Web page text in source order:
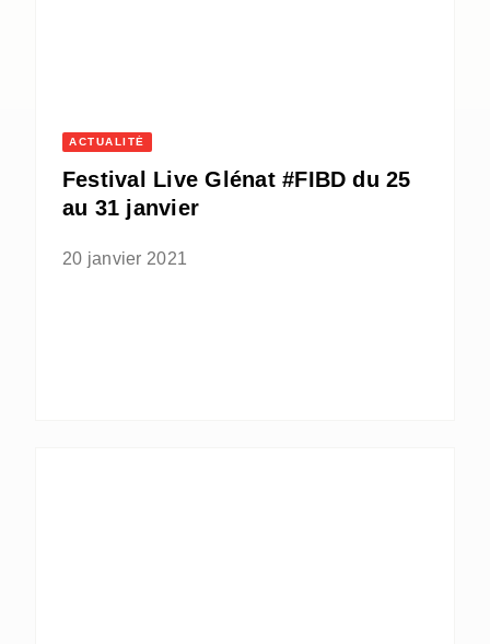
ACTUALITÉ
Festival Live Glénat #FIBD du 25
au 31 janvier
20 janvier 2021